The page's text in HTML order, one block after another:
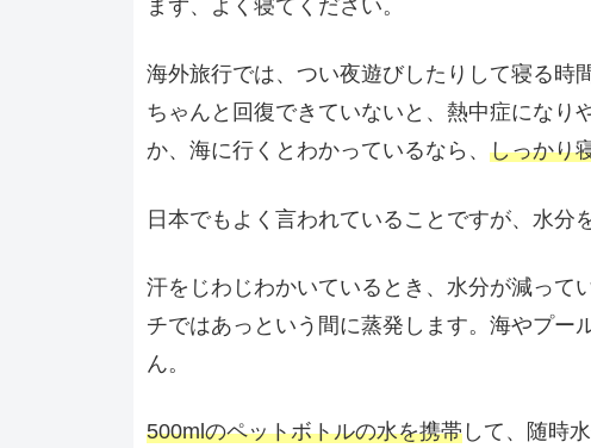
まず、よく寝てください。
海外旅行では、つい夜遊びしたりして寝る時
ちゃんと回復できていないと、熱中症になり
か、海に行くとわかっているなら、 しっかり
日本でもよく言われていることですが、水分
汗をじわじわかいているとき、水分が減って
チではあっという間に蒸発します。海やプー
ん。
500mlのペットボトルの水を携帯 して、随時